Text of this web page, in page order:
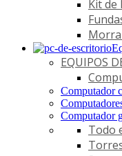
Kit de
EQUIPOS
Computador
Computador
Todo